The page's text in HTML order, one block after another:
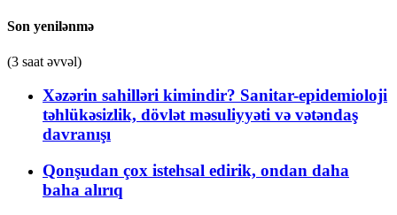
Son yenilənmə
(3 saat əvvəl)
Xəzərin sahilləri kimindir? Sanitar-epidemioloji
təhlükəsizlik, dövlət məsuliyyəti və vətəndaş
davranışı
Qonşudan çox istehsal edirik, ondan daha
baha alırıq